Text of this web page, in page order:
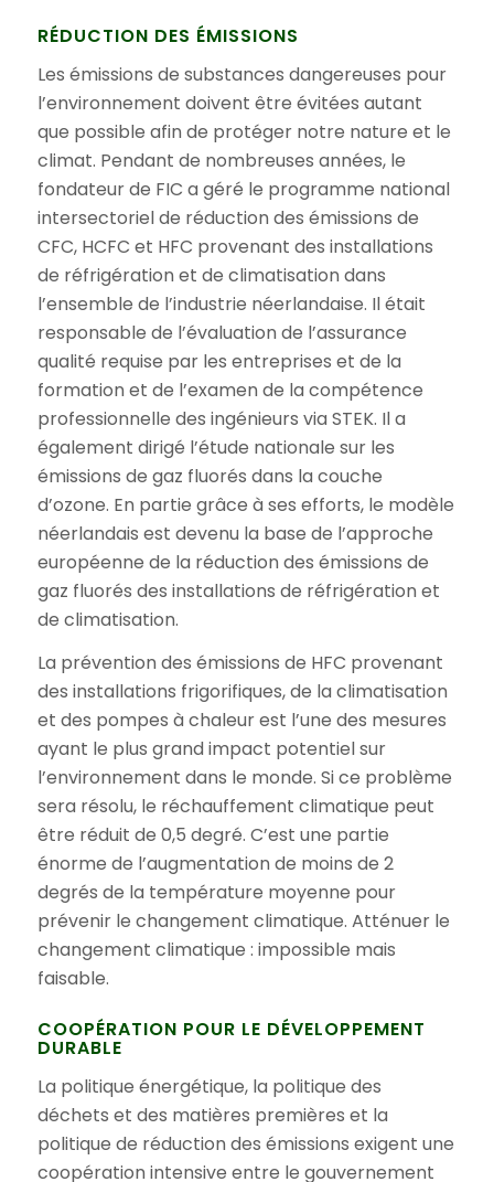
RÉDUCTION DES ÉMISSIONS
Les émissions de substances dangereuses pour
l’environnement doivent être évitées autant
que possible afin de protéger notre nature et le
climat. Pendant de nombreuses années, le
fondateur de FIC a géré le programme national
intersectoriel de réduction des émissions de
CFC, HCFC et HFC provenant des installations
de réfrigération et de climatisation dans
l’ensemble de l’industrie néerlandaise. Il était
responsable de l’évaluation de l’assurance
qualité requise par les entreprises et de la
formation et de l’examen de la compétence
professionnelle des ingénieurs via STEK. Il a
également dirigé l’étude nationale sur les
émissions de gaz fluorés dans la couche
d’ozone. En partie grâce à ses efforts, le modèle
néerlandais est devenu la base de l’approche
européenne de la réduction des émissions de
gaz fluorés des installations de réfrigération et
de climatisation.
La prévention des émissions de HFC provenant
des installations frigorifiques, de la climatisation
et des pompes à chaleur est l’une des mesures
ayant le plus grand impact potentiel sur
l’environnement dans le monde. Si ce problème
sera résolu, le réchauffement climatique peut
être réduit de 0,5 degré. C’est une partie
énorme de l’augmentation de moins de 2
degrés de la température moyenne pour
prévenir le changement climatique. Atténuer le
changement climatique : impossible mais
faisable.
COOPÉRATION POUR LE DÉVELOPPEMENT
DURABLE
La politique énergétique, la politique des
déchets et des matières premières et la
politique de réduction des émissions exigent une
coopération intensive entre le gouvernement